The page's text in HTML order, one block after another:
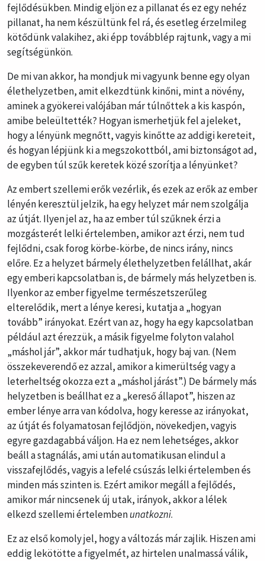
fejlődésükben. Mindig eljön ez a pillanat és ez egy nehéz
pillanat, ha nem készültünk fel rá, és esetleg érzelmileg
kötődünk valakihez, aki épp továbblép rajtunk, vagy a mi
segítségünkön.
De mi van akkor, ha mondjuk mi vagyunk benne egy olyan
élethelyzetben, amit elkezdtünk kinőni, mint a növény,
aminek a gyökerei valójában már túlnőttek a kis kaspón,
amibe beleültették? Hogyan ismerhetjük fel a jeleket,
hogy a lényünk megnőtt, vagyis kinőtte az addigi kereteit,
és hogyan lépjünk ki a megszokottból, ami biztonságot ad,
de egyben túl szűk keretek közé szorítja a lényünket?
Az embert szellemi erők vezérlik, és ezek az erők az ember
lényén keresztül jelzik, ha egy helyzet már nem szolgálja
az útját. Ilyen jel az, ha az ember túl szűknek érzi a
mozgásterét lelki értelemben, amikor azt érzi, nem tud
fejlődni, csak forog körbe-körbe, de nincs irány, nincs
előre. Ez a helyzet bármely élethelyzetben felállhat, akár
egy emberi kapcsolatban is, de bármely más helyzetben is.
Ilyenkor az ember figyelme természetszerűleg
elterelődik, mert a lénye keresi, kutatja a „hogyan
tovább” irányokat. Ezért van az, hogy ha egy kapcsolatban
például azt érezzük, a másik figyelme folyton valahol
„máshol jár”, akkor már tudhatjuk, hogy baj van. (Nem
összekeverendő ez azzal, amikor a kimerültség vagy a
leterheltség okozza ezt a „máshol járást”.) De bármely más
helyzetben is beállhat ez a „kereső állapot”, hiszen az
ember lénye arra van kódolva, hogy keresse az irányokat,
az útját és folyamatosan fejlődjön, növekedjen, vagyis
egyre gazdagabbá váljon. Ha ez nem lehetséges, akkor
beáll a stagnálás, ami után automatikusan elindul a
visszafejlődés, vagyis a lefelé csúszás lelki értelemben és
minden más szinten is. Ezért amikor megáll a fejlődés,
amikor már nincsenek új utak, irányok, akkor a lélek
elkezd szellemi értelembenunatkozni.
Ez az első komoly jel, hogy a változás már zajlik. Hiszen ami
eddig lekötötte a figyelmét, az hirtelen unalmassá válik,